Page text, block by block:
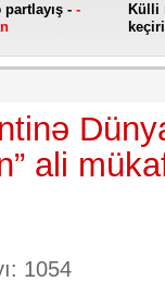
partlayış - -
Külli
ali
1054